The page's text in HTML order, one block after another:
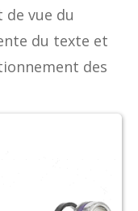
vue du
du texte et
des